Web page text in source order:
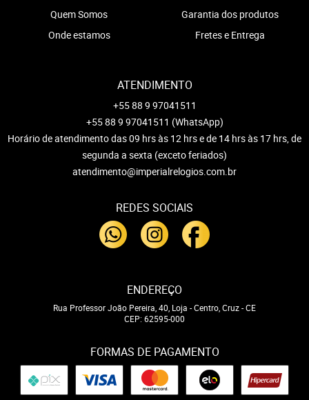
Quem Somos
Onde estamos
Garantia dos produtos
Fretes e Entrega
ATENDIMENTO
+55 88 9 97041511
+55 88 9 97041511 (WhatsApp)
Horário de atendimento das 09 hrs às 12 hrs e de 14 hrs às 17 hrs, de
segunda a sexta (exceto feriados)
atendimento@imperialrelogios.com.br
REDES SOCIAIS
ENDEREÇO
Rua Professor João Pereira, 40, Loja -Centro, Cruz-CE
CEP: 62595-000
FORMAS DE PAGAMENTO